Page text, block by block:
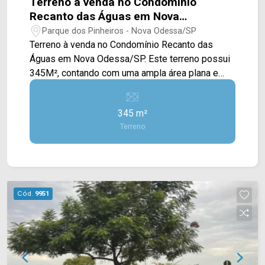
Recanto das Águas em Nova
Odessa/SP
Parque dos Pinheiros - Nova Odessa/SP
Terreno à venda no Condomínio Recanto das
Águas em Nova Odessa/SP. Este terreno possui
345M², contando com uma ampla área plana e
gramada, estando ao meio de outras construções
das Águas em Nova Odessa, este condomínio
esta próximo das Avenidas Cinco e São Gonçalo.
Esta região possui a escola Ferrucio Humberto
Arbix Imóveis e agende a sua visita!! WhatsApp
e Telefone: (19) 3475-4546 ARBIX IMÓVEIS -
Presente em cada mudança!
345 m²
Terreno
Cód. 9951